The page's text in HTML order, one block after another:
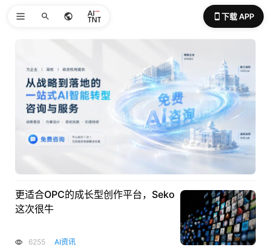
下载 APP
更适合OPC的成长型创作平台，Seko
这次很牛
6255 AI资讯